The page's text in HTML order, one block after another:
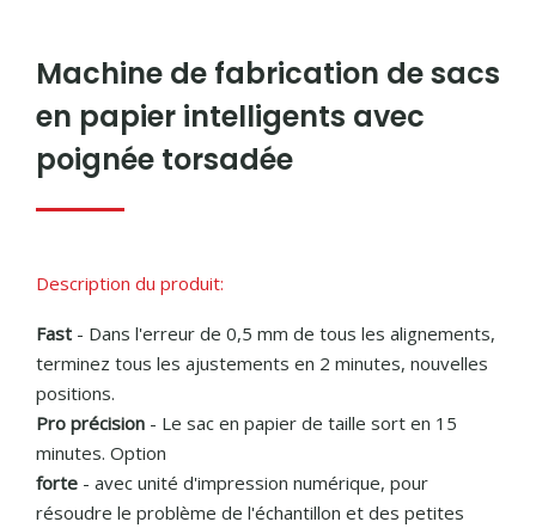
Machine de fabrication de sacs
en papier intelligents avec
poignée torsadée
Description du produit:
Fast - Dans l'erreur de 0,5 mm de tous les alignements,
terminez tous les ajustements en 2 minutes, nouvelles
positions.
Pro précision - Le sac en papier de taille sort en 15
minutes. Option
forte - avec unité d'impression numérique, pour
résoudre le problème de l'échantillon et des petites